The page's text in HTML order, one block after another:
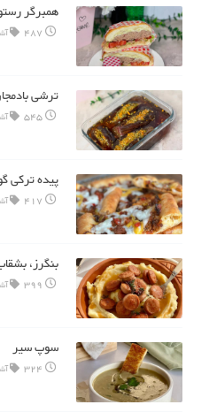
همبرگر
487
ترشی
545
پیده ترکی
417
بنگرز،
399
سوپ سیر
324